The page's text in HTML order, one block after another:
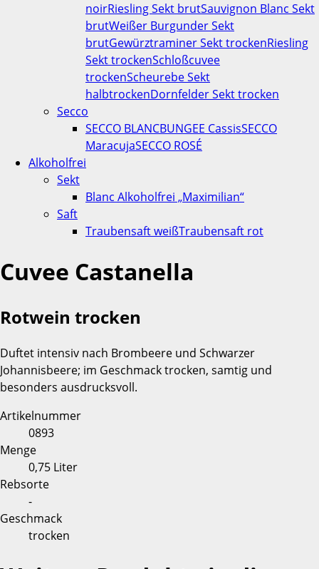
noirRiesling Sekt brutSauvignon Blanc Sekt
brutWeißer Burgunder Sekt
brutGewürztraminer Sekt trockenRiesling
Sekt trockenSchloßcuvee
trockenScheurebe Sekt
halbtrockenDornfelder Sekt trocken
Secco
SECCO BLANCBUNGEE CassisSECCO
MaracujaSECCO ROSÉ
Alkoholfrei
Sekt
Blanc Alkoholfrei „Maximilian“
Saft
Traubensaft weißTraubensaft rot
Cuvee Castanella
Rotwein trocken
Duftet intensiv nach Brombeere und Schwarzer
Johannisbeere; im Geschmack trocken, samtig und
besonders ausdrucksvoll.
Artikelnummer
0893
Menge
0,75 Liter
Rebsorte
-
Geschmack
trocken